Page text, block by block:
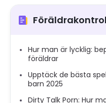
Hur man är lycklig:
föräldrar
Upptäck de bästa
barn 2025
Dirty Talk Porn: Hur